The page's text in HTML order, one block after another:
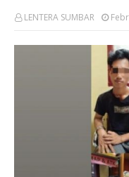
LENTERA SUMBAR